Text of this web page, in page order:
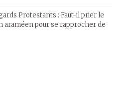
Protestants : Faut-il prier le
araméen pour se rapprocher de